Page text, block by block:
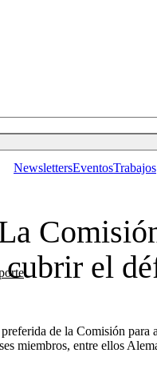
NewslettersEventosTrabajos
cubrir el
de la Comisión
miembros, entre ellos